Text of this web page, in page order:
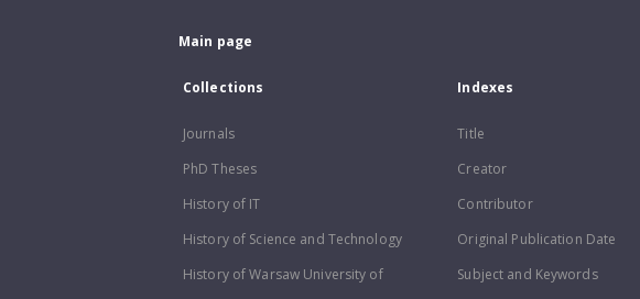
Main page
Collections
Journals
PhD Theses
History of IT
History of Science and Technology
History of Warsaw University of
Indexes
Title
Creator
Contributor
Original Publication Date
Subject and Keywords